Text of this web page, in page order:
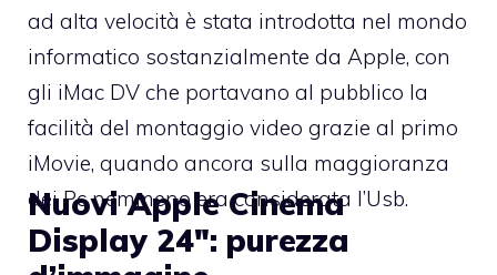
ad alta velocità è stata introdotta nel mondo
informatico sostanzialmente da Apple, con
gli iMac DV che portavano al pubblico la
facilità del montaggio video grazie al primo
iMovie, quando ancora sulla maggioranza
dei Pc nemmeno era considerata l’Usb.
Nuovi Apple Cinema
Display 24″: purezza